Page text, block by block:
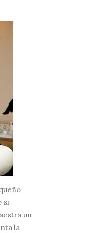
si
un
la